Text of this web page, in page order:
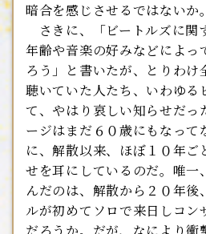
暗合を感じさせるではないか。
さきに、「ビートルズに関
年齢や音楽の好みなどによっ
ろう」と書いたが、とりわけ
聴いていた人たち、いわゆる
て、やはり哀しい知らせだっ
ージはまだ６０歳にもなって
に、解散以来、ほぼ１０年ご
せを耳にしているのだ。唯一
んだのは、解散から２０年後
ルが初めてソロで来日しコン